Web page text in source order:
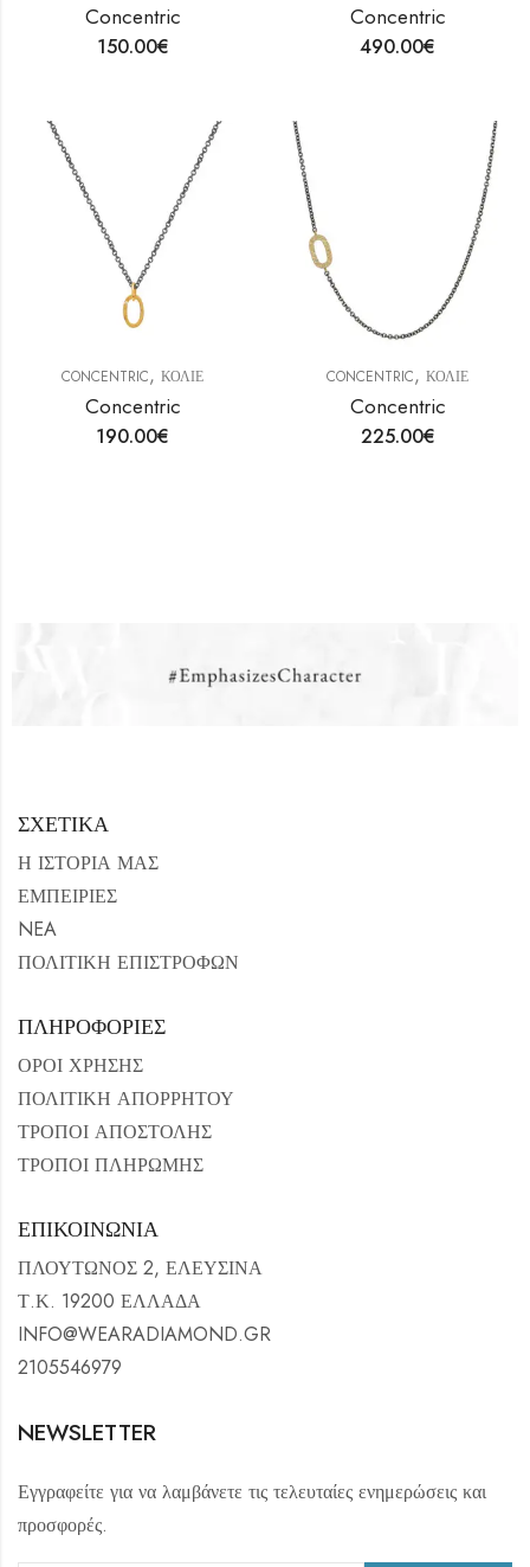
Concentric
150.00€
Concentric
490.00€
CONCENTRIC, ΚΟΛΙΕ
Concentric
190.00€
CONCENTRIC, ΚΟΛΙΕ
Concentric
225.00€
ΣΧΕΤΙΚΑ
Η ΙΣΤΟΡΙΑ ΜΑΣ
ΕΜΠΕΙΡΙΕΣ
NEA
ΠΟΛΙΤΙΚΗ ΕΠΙΣΤΡΟΦΩΝ
ΠΛΗΡΟΦΟΡΙΕΣ
ΟΡΟΙ ΧΡΗΣΗΣ
ΠΟΛΙΤΙΚΗ ΑΠΟΡΡΗΤΟΥ
ΤΡΟΠΟΙ ΑΠΟΣΤΟΛΗΣ
ΤΡΟΠΟΙ ΠΛΗΡΩΜΗΣ
ΕΠΙΚΟΙΝΩΝΙΑ
ΠΛΟΥΤΩΝΟΣ 2, ΕΛΕΥΣΙΝΑ
Τ.Κ. 19200 ΕΛΛΑΔΑ
INFO@WEARADIAMOND.GR
2105546979
NEWSLETTER
Εγγραφείτε για να λαμβάνετε τις τελευταίες ενημερώσεις και
προσφορές.